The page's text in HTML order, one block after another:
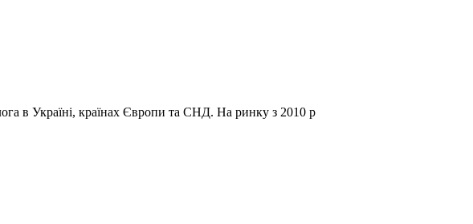
в Україні, країнах Європи та СНД. На ринку з 2010 р